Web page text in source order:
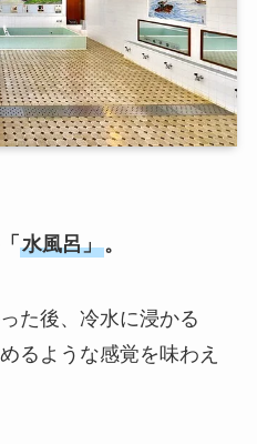
「 水風呂」。
た後、冷水に浸かる
るような感覚を味わえ